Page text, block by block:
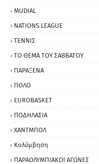
MUDIAL
NATIONS LEAGUE
ΤΕΝΝΙΣ
ΤΟ ΘΕΜΑ ΤΟΥ ΣΑΒΒΑΤΟΥ
ΠΑΡΑΞΕΝΑ
ΠΟΛΟ
EUROBASKET
ΠΟΔΗΛΑΣΙΑ
ΧΑΝΤΜΠΟΛ
Κολύμβηση
ΠΑΡΑΟΛΥΜΠΙΑΚΟΙ ΑΓΩΝΕΣ